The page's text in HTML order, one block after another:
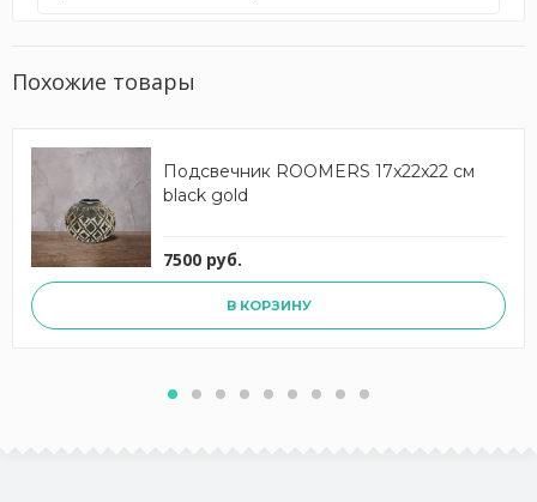
Похожие товары
Подсвечник ROOMERS 17x22x22 см
black gold
7500 руб.
В КОРЗИНУ